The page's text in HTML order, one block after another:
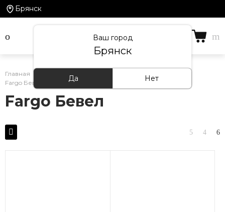
Брянск
Ваш город
Брянск
Да Нет
Главная Каталог товаров Кварцевый ламинат
Fargo Бевел
Fargo Бевел